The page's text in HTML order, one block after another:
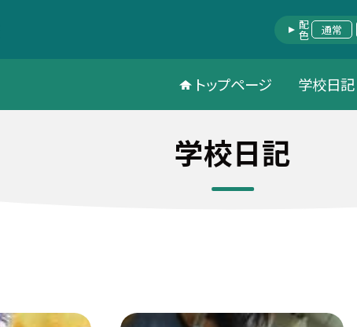
配色 通常
トップページ 学校日記
学校日記